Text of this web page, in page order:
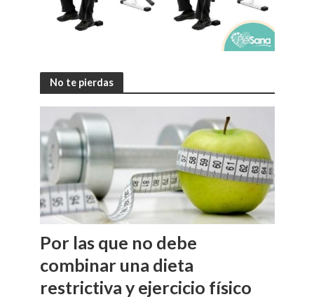
No te pierdas
Por las que no debe
combinar una dieta
restrictiva y ejercicio físico